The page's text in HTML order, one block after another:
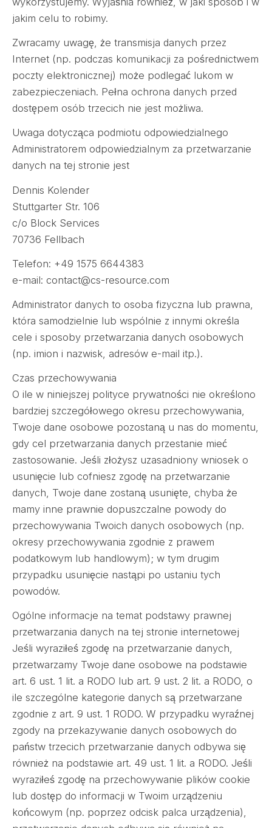
jakim celu to robimy.
Zwracamy uwagę, że transmisja danych przez
Internet (np. podczas komunikacji za pośrednictwem
poczty elektronicznej) może podlegać lukom w
zabezpieczeniach. Pełna ochrona danych przed
dostępem osób trzecich nie jest możliwa.
Uwaga dotycząca podmiotu odpowiedzialnego
Administratorem odpowiedzialnym za przetwarzanie
danych na tej stronie jest
Dennis Kolender
Stuttgarter Str. 106
c/o Block Services
70736 Fellbach
Telefon: +49 1575 6644383
e-mail: contact@cs-resource.com
Administrator danych to osoba fizyczna lub prawna,
która samodzielnie lub wspólnie z innymi określa
cele i sposoby przetwarzania danych osobowych
(np. imion i nazwisk, adresów e-mail itp.).
Czas przechowywania
O ile w niniejszej polityce prywatności nie określono
bardziej szczegółowego okresu przechowywania,
Twoje dane osobowe pozostaną u nas do momentu,
gdy cel przetwarzania danych przestanie mieć
zastosowanie. Jeśli złożysz uzasadniony wniosek o
usunięcie lub cofniesz zgodę na przetwarzanie
danych, Twoje dane zostaną usunięte, chyba że
mamy inne prawnie dopuszczalne powody do
przechowywania Twoich danych osobowych (np.
okresy przechowywania zgodnie z prawem
podatkowym lub handlowym); w tym drugim
przypadku usunięcie nastąpi po ustaniu tych
powodów.
Ogólne informacje na temat podstawy prawnej
przetwarzania danych na tej stronie internetowej
Jeśli wyraziłeś zgodę na przetwarzanie danych,
przetwarzamy Twoje dane osobowe na podstawie
art. 6 ust. 1 lit. a RODO lub art. 9 ust. 2 lit. a RODO, o
ile szczególne kategorie danych są przetwarzane
zgodnie z art. 9 ust. 1 RODO. W przypadku wyraźnej
zgody na przekazywanie danych osobowych do
państw trzecich przetwarzanie danych odbywa się
również na podstawie art. 49 ust. 1 lit. a RODO. Jeśli
wyraziłeś zgodę na przechowywanie plików cookie
lub dostęp do informacji w Twoim urządzeniu
końcowym (np. poprzez odcisk palca urządzenia),